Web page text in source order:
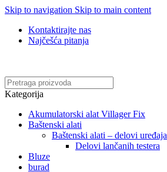
Skip to navigation Skip to main content
Kontaktirajte nas
Najčešća pitanja
Kategorija
Akumulatorski alat Villager Fix
Baštenski alati
Baštenski alati – delovi uređaja
Delovi lančanih testera
Bluze
burad